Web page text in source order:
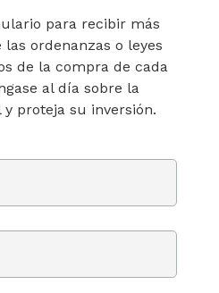
para recibir más
ordenanzas o leyes
de la compra de cada
al día sobre la
proteja su inversión.